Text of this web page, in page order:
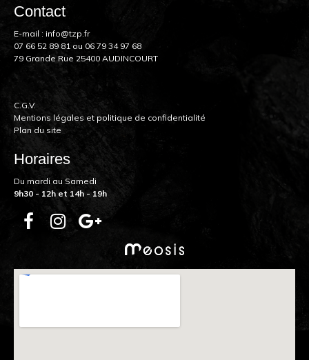
Contact
E-mail : info@tzp.fr
07 66 52 89 81 ou 06 79 34 97 68
79 Grande Rue 25400 AUDINCOURT
C.G.V.
Mentions légales et politique de confidentialité
Plan du site
Horaires
Du mardi au Samedi
9h30 - 12h et 14h - 19h